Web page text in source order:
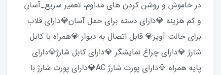
در خاموش و روشن کردن های مداوم، تعمیر سریع_آسان
و کم هزینه 💎دارای دسته برای حمل آسان💎دارای قلاب
برای حالت آویز💎 قابل اتصال به دیوار 💎همراه با کابل
شارژ 💎دارای چراغ نمایشگر 💎دارای کابل شارژ💎دارای
پایه همراه 💎دارای پورت شارژ AC💎دارای پورت شارژ با